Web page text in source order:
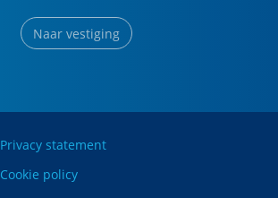
Naar vestiging
Privacy statement
Cookie policy